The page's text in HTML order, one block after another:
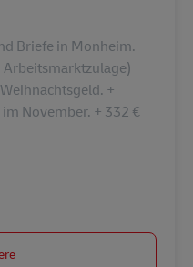
Briefe in Monheim.
+
November. + 332 €